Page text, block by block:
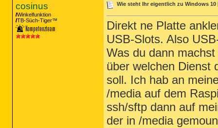
cosinus
Winkelfunktion
TB-Süch-Tiger™
Wie steht Ihr eigentlich zu Windows
Direkt ne Platte
USB-Slots. Also
Was du dann
über welchen Dienst
soll. Ich hab an
/media auf dem
ssh/sftp dann auf
der in /media